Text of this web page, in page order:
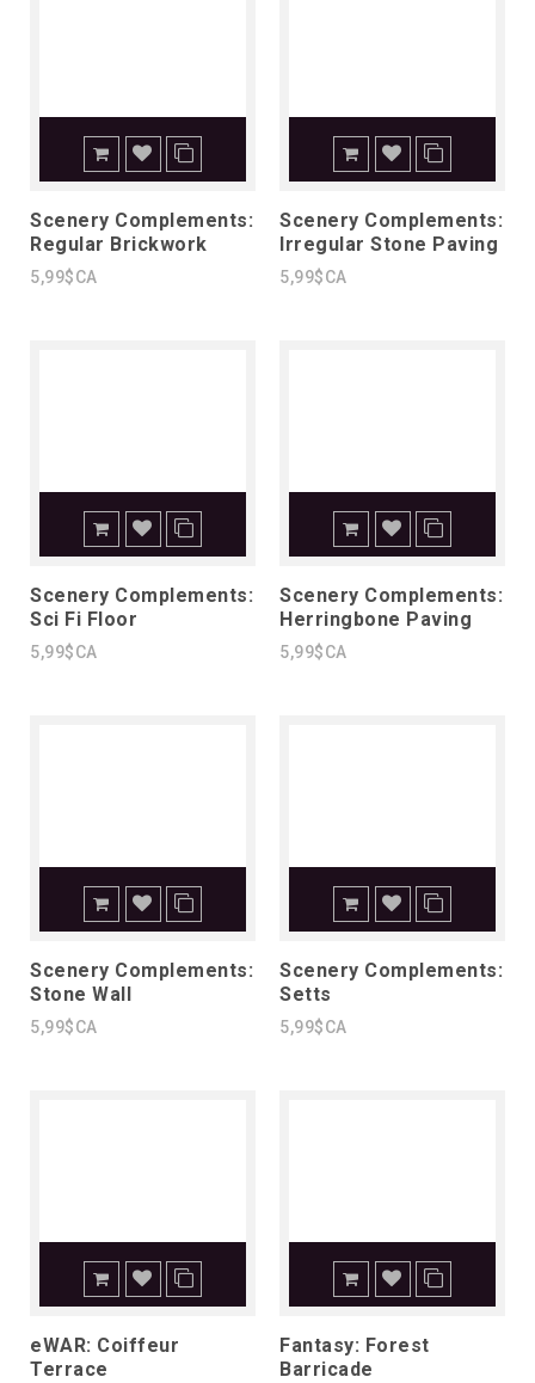
Scenery Complements:
Regular Brickwork
5,99$CA
Scenery Complements:
Irregular Stone Paving
5,99$CA
Scenery Complements:
Sci Fi Floor
5,99$CA
Scenery Complements:
Herringbone Paving
5,99$CA
Scenery Complements:
Stone Wall
5,99$CA
Scenery Complements:
Setts
5,99$CA
eWAR: Coiffeur
Terrace
Fantasy: Forest
Barricade